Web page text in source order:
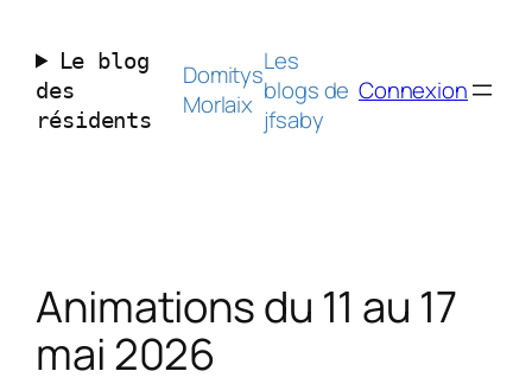
contenuLe blog
des
résidents
Domitys
Morlaix
Les
blogs de
jfsaby
Connexion
Animations du 11 au 17
mai 2026